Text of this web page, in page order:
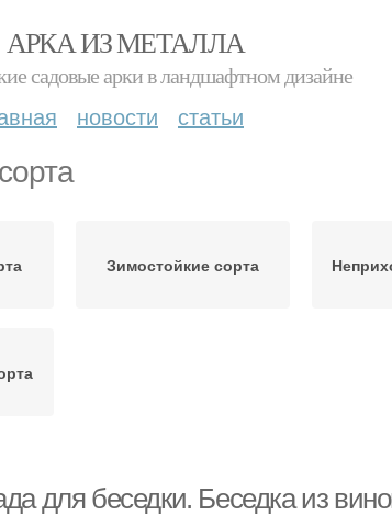
АРКА ИЗ МЕТАЛЛА
садовые арки в ландшафтном дизайне
новости статьи
Зимостойкие сорта
для беседки. Беседка из